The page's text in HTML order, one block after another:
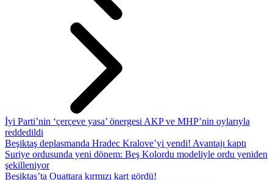
İyi Parti’nin ‘çerçeve yasa’ önergesi AKP ve MHP’nin oylarıyla
reddedildi
Beşiktaş deplasmanda Hradec Kralove’yi yendi! Avantajı kaptı
Suriye ordusunda yeni dönem: Beş Kolordu modeliyle ordu yeniden
şekilleniyor
Beşiktaş’ta Ouattara kırmızı kart gördü!